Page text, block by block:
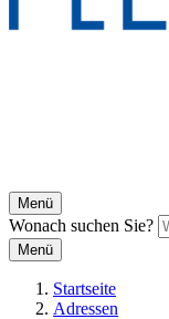
Menü
Wonach suchen Sie?
Menü
Startseite
Adressen